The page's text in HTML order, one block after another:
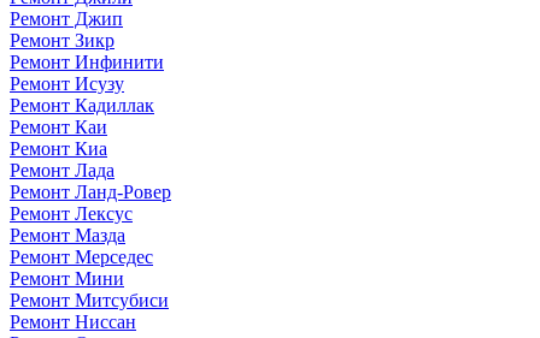
Ремонт Джип
Ремонт Зикр
Ремонт Инфинити
Ремонт Исузу
Ремонт Кадиллак
Ремонт Каи
Ремонт Киа
Ремонт Лада
Ремонт Ланд-Ровер
Ремонт Лексус
Ремонт Мазда
Ремонт Мерседес
Ремонт Мини
Ремонт Митсубиси
Ремонт Ниссан